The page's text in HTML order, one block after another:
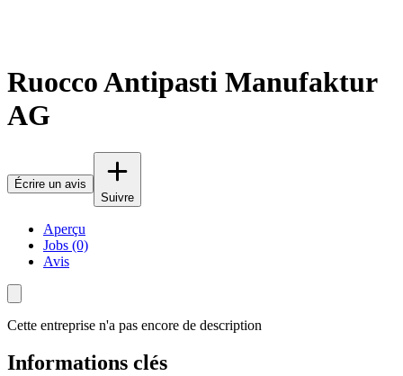
Ruocco Antipasti Manufaktur
AG
Écrire un avis
Suivre
Aperçu
Jobs (0)
Avis
Cette entreprise n'a pas encore de description
Informations clés